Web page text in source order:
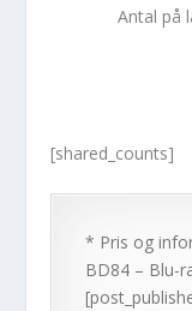
Antal på
[shared_counts]
* Pris og
BD84 – Blu-